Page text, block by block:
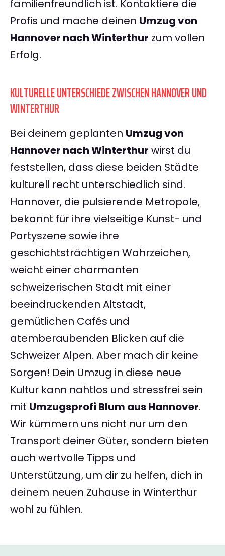
familienfreundlich ist. Kontaktiere die
Profis und mache deinen Umzug von
Hannover nach Winterthur zum vollen
Erfolg.
KULTURELLE UNTERSCHIEDE ZWISCHEN HANNOVER UND
WINTERTHUR
Bei deinem geplanten Umzug von
Hannover nach Winterthur wirst du
feststellen, dass diese beiden Städte
kulturell recht unterschiedlich sind.
Hannover, die pulsierende Metropole,
bekannt für ihre vielseitige Kunst- und
Partyszene sowie ihre
geschichtsträchtigen Wahrzeichen,
weicht einer charmanten
schweizerischen Stadt mit einer
beeindruckenden Altstadt,
gemütlichen Cafés und
atemberaubenden Blicken auf die
Schweizer Alpen. Aber mach dir keine
Sorgen! Dein Umzug in diese neue
Kultur kann nahtlos und stressfrei sein
mit Umzugsprofi Blum aus Hannover.
Wir kümmern uns nicht nur um den
Transport deiner Güter, sondern bieten
auch wertvolle Tipps und
Unterstützung, um dir zu helfen, dich in
deinem neuen Zuhause in Winterthur
wohl zu fühlen.